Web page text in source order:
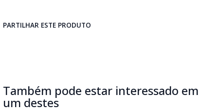
PARTILHAR ESTE PRODUTO
Também pode estar interessado em
um destes